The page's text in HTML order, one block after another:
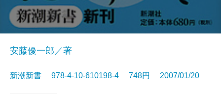
安藤優一郎／著
新潮新書 978-4-10-610198-4 748円 2007/01/20